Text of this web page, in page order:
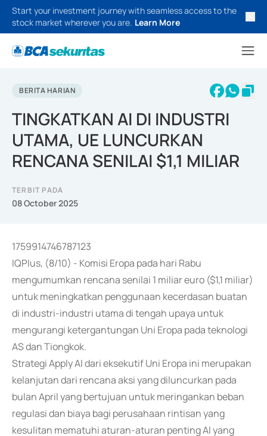
Start your investment journey with seamless access to the
stock market wherever you are. Learn More
BERITA HARIAN
TINGKATKAN AI DI INDUSTRI
UTAMA, UE LUNCURKAN
RENCANA SENILAI $1,1 MILIAR
TERBIT PADA
08 October 2025
1759914746787123
IQPlus, (8/10) - Komisi Eropa pada hari Rabu
mengumumkan rencana senilai 1 miliar euro ($1,1 miliar)
untuk meningkatkan penggunaan kecerdasan buatan
di industri-industri utama di tengah upaya untuk
mengurangi ketergantungan Uni Eropa pada teknologi
AS dan Tiongkok.
Strategi Apply AI dari eksekutif Uni Eropa ini merupakan
kelanjutan dari rencana aksi yang diluncurkan pada
bulan April yang bertujuan untuk meringankan beban
regulasi dan biaya bagi perusahaan rintisan yang
kesulitan mematuhi aturan-aturan penting AI yang